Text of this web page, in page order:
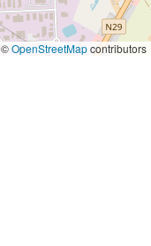
©OpenStreetMapcontributors